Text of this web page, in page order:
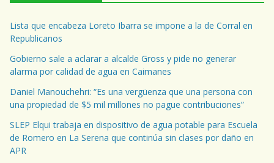
Lista que encabeza Loreto Ibarra se impone a la de Corral en
Republicanos
Gobierno sale a aclarar a alcalde Gross y pide no generar
alarma por calidad de agua en Caimanes
Daniel Manouchehri: “Es una vergüenza que una persona con
una propiedad de $5 mil millones no pague contribuciones”
SLEP Elqui trabaja en dispositivo de agua potable para Escuela
de Romero en La Serena que continúa sin clases por daño en
APR